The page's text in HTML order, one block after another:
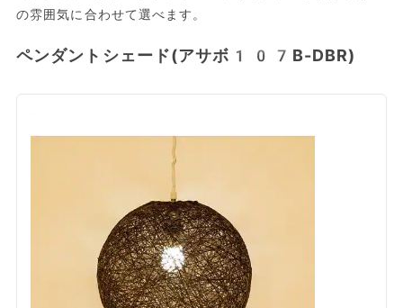
の雰囲気に合わせて選べます。
ペンダントシェード(アサボ107B-DBR)